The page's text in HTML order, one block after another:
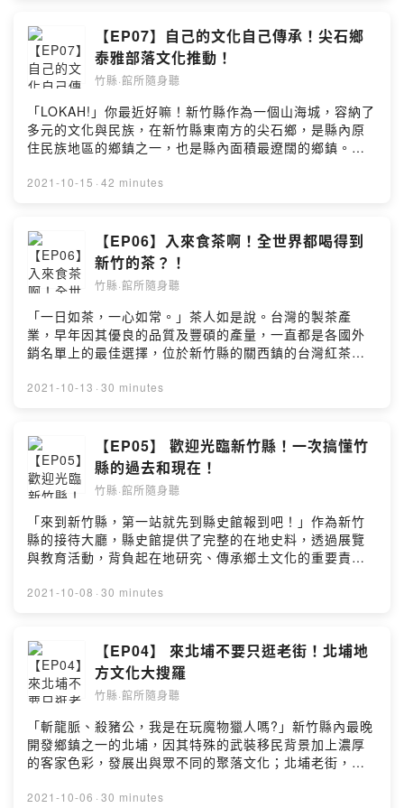
Podcasts｜https://reurl.cc/823mgb🎧 Google
Podcasts｜https://reurl.cc/ZjGx6g🎧 KKBOX｜
https://reurl.cc/95r8Kv🎧 Spotify｜
https://reurl.cc/Q69Qvb.#新竹縣地方文化館 #博遊竹縣
#賽夏族矮人祭場文物館 #張學良故居 #新竹縣政府文化局
#竹縣podcast #每週三五 #準時更新Powered by
Firstory Hosting
是台灣美術史上第二期重要的水彩畫家，透過他獨特的筆
法與色彩，一幅幅家鄉風景躍然於畫作，成了世界級的名
畫。其一絲不苟、嚴謹的「蕭式美術教學」，使得只要上
過蕭老師美術課的學生，必定對他的教學風格留下深刻的
印象。本集節目，邀請到蕭如松藝術園區的呂湘媚—咩子
總監，和我們分享團隊是如何透過長期經營園區與在地連
結，打造出獨樹一格的竹東風景！【本集必聽重點！】▸▸
蕭老師藝術宇宙的誕生！蕭如松老師重要生平解析▸▸ 真。
桃李滿天下！比美術更重要的是品格（還有滿滿的嚴謹）
滿滿人情味，走在竹東連空氣都有美食香？！📌 收聽平台
連結🎧 Firstory｜https://reurl.cc/KrAggm🎧 Apple
Podcasts｜https://reurl.cc/823mgb🎧 Google
Podcasts｜https://reurl.cc/ZjGx6g🎧 KKBOX｜
https://reurl.cc/Q69Qvb.#新竹縣地方文化館 #博遊竹縣
雲端漫遊 #竹縣館所隨身聽 ＃您的聲音館所已上線#蕭如松
藝術園區 #竹東 #新竹縣政府文化局 #竹縣podcast #每週
【EP07】自己的文化自己傳承！尖石鄉
泰雅部落文化推動！
竹縣·館所隨身聽
「LOKAH!」你最近好嘛！新竹縣作為一個山海城，容納了
多元的文化與民族，在新竹縣東南方的尖石鄉，是縣內原
住民族地區的鄉鎮之一，也是縣內面積最遼闊的鄉鎮。尖
實驗教育，帶領每一位泰雅族的孩子，從認識「自己」的
幸邀請尖石鄉嘉興民族實驗小學的Makus Suyan 徐榮春校
長，以及尖石鄉原住民文化館的賴清美館長，和大家分享
泰雅文化之美，以及文化的傳承經驗談。【本集必聽重
點！】▸▸ 泰雅族語音線超優美，開場先教你幾句招呼語！
▸▸ 來玩之前先聽這裡，尖石鄉傳統部落文化大解析！
▸▸「實驗」或「實踐」？部落祖先的文化和智慧也要融入
到學校裡面▸▸ 生活也要好好編織！「Tnunan 」的精神意
義原來是？▸▸ 當個堂堂正正的_______人？ 清美館長的
族群認同令明珠超有感📌 收聽平台連結🎧 Firstory｜
https://reurl.cc/ZjGx6g🎧 KKBOX｜
https://reurl.cc/95r8Kv🎧 Spotify｜
https://reurl.cc/Q69Qvb#新竹縣地方文化館 #竹縣館所隨
身聽 #每週三五 #Podcast準時更新#嘉興民族實驗小學 #
2021-10-15 · 42 minutes
【EP06】入來食茶啊！全世界都喝得到
新竹的茶？！
竹縣·館所隨身聽
「一日如茶，一心如常。」茶人如是說。台灣的製茶產
業，早年因其優良的品質及豐碩的產量，一直都是各國外
銷名單上的最佳選擇，位於新竹縣的關西鎮的台灣紅茶公
了這段茶業發展的絕代風華。現今，兩座茶廠原有的製茶
灣茶業發展的歷史與軌跡。本集節目，且看兩位茶廠的後
代，如何在堅守傳統價值的同時，也嘗試創新開發與產業
轉型，讓我們跟著台紅茶業文化館的羅元鴻先生與富興茶
業文化館的曾祥紘先生，和明珠線上悠遊茶鄉、品茗芬芳
吧～【本集必聽重點！】▸▸ 最動態的文化館！歷史建築裡
持續製茶中，關西鎮熱門打卡景點！▸▸ 老茶廠的發展史，
原來是新竹茶業的發展縮影。▸▸ 百年傳承大不易，你需要
的正是客家人的硬頸精神！▸▸ 創新精髓來自「傳統靈
魂」，百年招牌的願景發展。📌 收聽平台連結🎧 Firstory
https://reurl.cc/ZjGx6g🎧 KKBOX｜
https://reurl.cc/95r8Kv🎧 Spotify｜
https://reurl.cc/Q69Qvb#新竹縣地方文化館 #竹縣館所隨
身聽 #每週三五 #Podcast準時更新#台紅茶業文化館 #富
2021-10-13 · 30 minutes
【EP05】 歡迎光臨新竹縣！一次搞懂竹
縣的過去和現在！
竹縣·館所隨身聽
「來到新竹縣，第一站就先到縣史館報到吧！」作為新竹
縣的接待大廳，縣史館提供了完整的在地史料，透過展覽
與教育活動，背負起在地研究、傳承鄉土文化的重要責
藏皆存於此。同時，縣史館亦身兼多項功能任務，包含文
連，帶領民眾循序漸進，閱覽先民生活軌跡，體驗竹縣多
元文化風貌。並期望透過與大眾共同書寫、保存記憶、傳
承文化，建構出屬於新竹縣的知識寶庫。本集特別邀請縣
史館的管理單位---新竹縣政府文化局史料文獻科的王彥筑
科長與歐叔青小姐，一起來和大家聊聊歷史博物館背後的
大小事吧～【本集必聽重點！】▸▸ 縣史館大解密，縣史館
的一日是如何運作？工作人員又要做些什麼呢？▸▸ 館內外
的公共藝術，鑑往知來、貫通古今，大人小孩見了都喜
愛！▸▸ 民眾觀賞展品超有感，大聊兒時義民祭的點點滴滴
2021-10-08 · 30 minutes
【EP04】 來北埔不要只逛老街！北埔地
方文化大搜羅
竹縣·館所隨身聽
「斬龍脈、殺豬公，我是在玩魔物獵人嗎?」新竹縣內最晚
開發鄉鎮之一的北埔，因其特殊的武裝移民背景加上濃厚
的客家色彩，發展出與眾不同的聚落文化；北埔老街，同
福公館、姜家天水堂、姜阿新洋樓、慈天宮、北埔姜氏家
2021-10-06 · 30 minutes